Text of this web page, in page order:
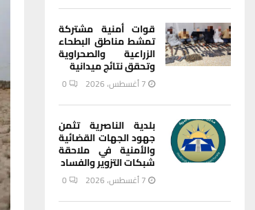
قوات أمنية مشتركة
تمشط مناطق البطحاء
الزراعية والصحراوية
وتحقق نتائج ميدانية
7 أغسطس، 2026 0
بلدية الناصرية تثمن
جهود الجهات القضائية
والأمنية في ملاحقة
شبكات التزوير والفساد
7 أغسطس، 2026 0